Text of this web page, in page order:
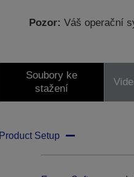
Pozor: Váš operační
Soubory ke
stažení
Product Setup